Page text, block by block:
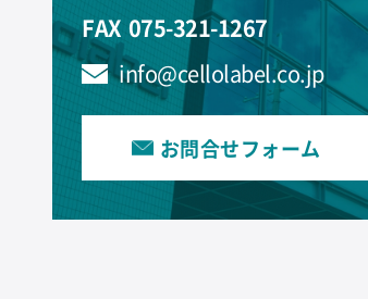
FAX 075-321-1267
info@cellolabel.co.jp
お問合せフォーム